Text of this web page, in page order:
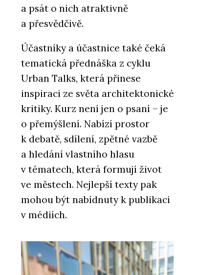
Moderní pojetí páčkových
vypínačů NEXA z tradičních
materiálů
Vypínače a zásuvky NEXA
RONDO - OBZOR
a psát o nich atraktivně
a přesvědčivě.
Účastníky a účastnice také čeká
tematická přednáška z cyklu
Urban Talks, která přinese
inspiraci ze světa architektonické
kritiky. Kurz není jen o psaní – je
o přemýšlení. Nabízí prostor
k debatě, sdílení, zpětné vazbě
a hledání vlastního hlasu
v tématech, která formují život
ve městech. Nejlepší texty pak
mohou být nabídnuty k publikaci
v médiích.